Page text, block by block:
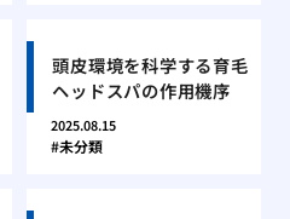
頭皮環境を科学する育毛
ヘッドスパの作用機序
2025.08.15
未分類